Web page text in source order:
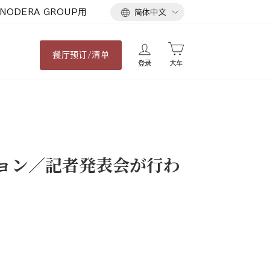
GROUP用
语
简体中文
餐厅预订/清单
登录 大车
ン／記者発表会が行わ